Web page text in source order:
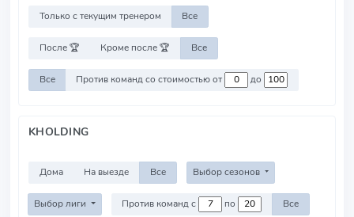
Только с текущим тренером Все
После 🏆 Кроме после 🏆 Все
Все Против команд со стоимостью от до
KHOLDING
Дома На выезде Все Выбор сезонов
Выбор лиги Против команд с по Все